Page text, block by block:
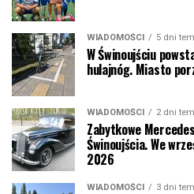
WIADOMOŚCI 5 dni
W Świnoujściu
hulajnóg. Miasto
WIADOMOŚCI 2 dni
Zabytkowe
Świnoujścia. We
2026
WIADOMOŚCI 3 dni